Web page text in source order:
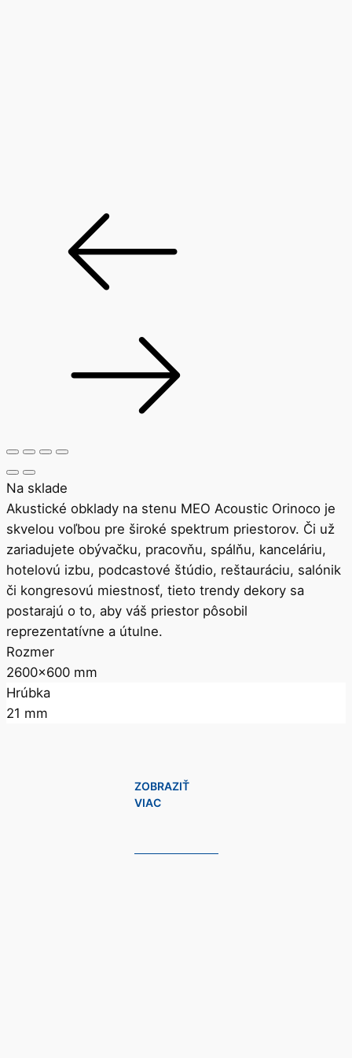
Na sklade
Akustické obklady na stenu MEO Acoustic Orinoco je
skvelou voľbou pre široké spektrum priestorov. Či už
zariadujete obývačku, pracovňu, spálňu, kanceláriu,
hotelovú izbu, podcastové štúdio, reštauráciu, salónik
či kongresovú miestnosť, tieto trendy dekory sa
postarajú o to, aby váš priestor pôsobil
reprezentatívne a útulne.
Rozmer
2600x600 mm
Hrúbka
21 mm
ZOBRAZIŤ
VIAC